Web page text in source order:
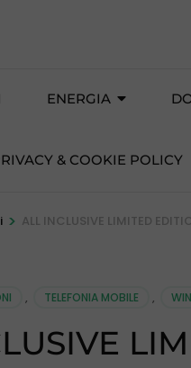
ENERGIA
& COOKIE POLICY
> ALL INCLUSIVE LIMITED
, TELEFONIA MOBILE ,